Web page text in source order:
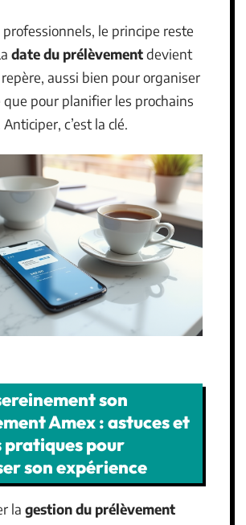
professionnels, le principe reste
date du prélèvementdevient
aussi bien pour organiser
que pour planifier les prochains
c’est la clé.
son
Amex : astuces et
pratiques pour
son expérience
la gestion du prélèvement